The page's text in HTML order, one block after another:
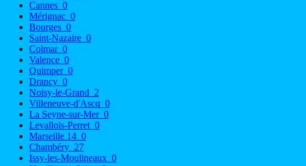
Cannes 0
Mérignac 0
Bourges 0
Saint-Nazaire 0
Colmar 0
Valence 0
Quimper 0
Drancy 0
Noisy-le-Grand 2
Villeneuve-d'Ascq 0
La Seyne-sur-Mer 0
Levallois-Perret 0
Marseille 14 0
Chambéry 27
Issy-les-Moulineaux 0